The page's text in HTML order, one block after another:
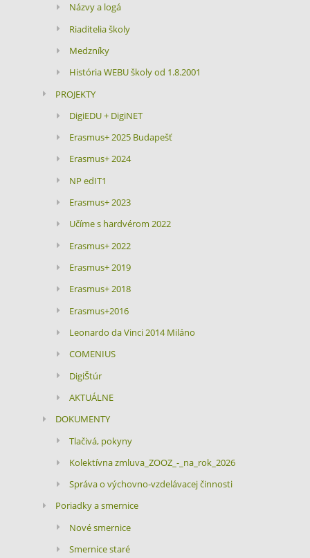
Názvy a logá
Riaditelia školy
Medzníky
História WEBU školy od 1.8.2001
PROJEKTY
DigiEDU + DigiNET
Erasmus+ 2025 Budapešť
Erasmus+ 2024
NP edIT1
Erasmus+ 2023
Učíme s hardvérom 2022
Erasmus+ 2022
Erasmus+ 2019
Erasmus+ 2018
Erasmus+2016
Leonardo da Vinci 2014 Miláno
COMENIUS
DigiŠtúr
AKTUÁLNE
DOKUMENTY
Tlačivá, pokyny
Kolektívna zmluva_ZOOZ_-_na_rok_2026
Správa o výchovno-vzdelávacej činnosti
Poriadky a smernice
Nové smernice
Smernice staré